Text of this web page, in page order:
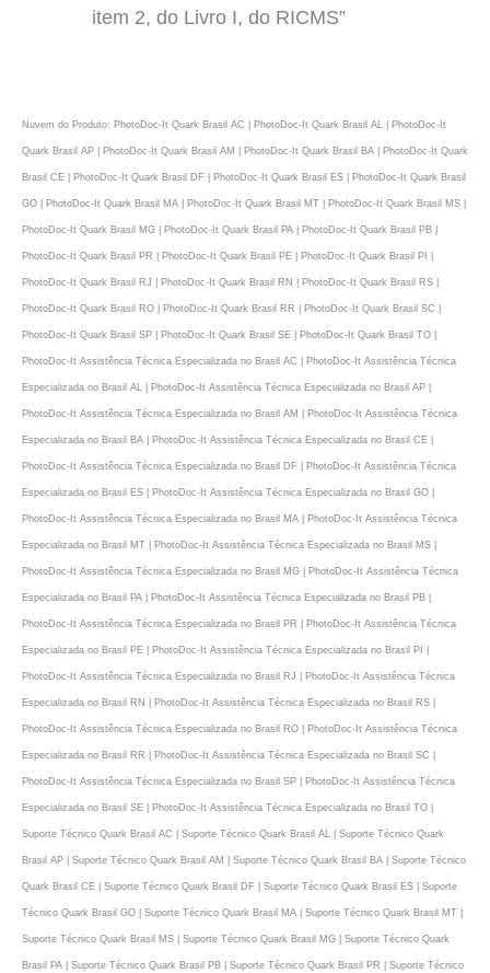
item 2, do Livro I, do RICMS”
Nuvem do Produto: PhotoDoc-It Quark Brasil AC | PhotoDoc-It Quark Brasil AL | PhotoDoc-It
Quark Brasil AP | PhotoDoc-It Quark Brasil AM | PhotoDoc-It Quark Brasil BA | PhotoDoc-It Quark
Brasil CE | PhotoDoc-It Quark Brasil DF | PhotoDoc-It Quark Brasil ES | PhotoDoc-It Quark Brasil
GO | PhotoDoc-It Quark Brasil MA | PhotoDoc-It Quark Brasil MT | PhotoDoc-It Quark Brasil MS |
PhotoDoc-It Quark Brasil MG | PhotoDoc-It Quark Brasil PA | PhotoDoc-It Quark Brasil PB |
PhotoDoc-It Quark Brasil PR | PhotoDoc-It Quark Brasil PE | PhotoDoc-It Quark Brasil PI |
PhotoDoc-It Quark Brasil RJ | PhotoDoc-It Quark Brasil RN | PhotoDoc-It Quark Brasil RS |
PhotoDoc-It Quark Brasil RO | PhotoDoc-It Quark Brasil RR | PhotoDoc-It Quark Brasil SC |
PhotoDoc-It Quark Brasil SP | PhotoDoc-It Quark Brasil SE | PhotoDoc-It Quark Brasil TO |
PhotoDoc-It Assistência Técnica Especializada no Brasil AC | PhotoDoc-It Assistência Técnica
Especializada no Brasil AL | PhotoDoc-It Assistência Técnica Especializada no Brasil AP |
PhotoDoc-It Assistência Técnica Especializada no Brasil AM | PhotoDoc-It Assistência Técnica
Especializada no Brasil BA | PhotoDoc-It Assistência Técnica Especializada no Brasil CE |
PhotoDoc-It Assistência Técnica Especializada no Brasil DF | PhotoDoc-It Assistência Técnica
Especializada no Brasil ES | PhotoDoc-It Assistência Técnica Especializada no Brasil GO |
PhotoDoc-It Assistência Técnica Especializada no Brasil MA | PhotoDoc-It Assistência Técnica
Especializada no Brasil MT | PhotoDoc-It Assistência Técnica Especializada no Brasil MS |
PhotoDoc-It Assistência Técnica Especializada no Brasil MG | PhotoDoc-It Assistência Técnica
Especializada no Brasil PA | PhotoDoc-It Assistência Técnica Especializada no Brasil PB |
PhotoDoc-It Assistência Técnica Especializada no Brasil PR | PhotoDoc-It Assistência Técnica
Especializada no Brasil PE | PhotoDoc-It Assistência Técnica Especializada no Brasil PI |
PhotoDoc-It Assistência Técnica Especializada no Brasil RJ | PhotoDoc-It Assistência Técnica
Especializada no Brasil RN | PhotoDoc-It Assistência Técnica Especializada no Brasil RS |
PhotoDoc-It Assistência Técnica Especializada no Brasil RO | PhotoDoc-It Assistência Técnica
Especializada no Brasil RR | PhotoDoc-It Assistência Técnica Especializada no Brasil SC |
PhotoDoc-It Assistência Técnica Especializada no Brasil SP | PhotoDoc-It Assistência Técnica
Especializada no Brasil SE | PhotoDoc-It Assistência Técnica Especializada no Brasil TO |
Suporte Técnico Quark Brasil AC | Suporte Técnico Quark Brasil AL | Suporte Técnico Quark
Brasil AP | Suporte Técnico Quark Brasil AM | Suporte Técnico Quark Brasil BA | Suporte Técnico
Quark Brasil CE | Suporte Técnico Quark Brasil DF | Suporte Técnico Quark Brasil ES | Suporte
Técnico Quark Brasil GO | Suporte Técnico Quark Brasil MA | Suporte Técnico Quark Brasil MT |
Suporte Técnico Quark Brasil MS | Suporte Técnico Quark Brasil MG | Suporte Técnico Quark
Brasil PA | Suporte Técnico Quark Brasil PB | Suporte Técnico Quark Brasil PR | Suporte Técnico